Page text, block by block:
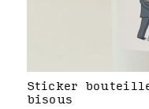
Sticker
bisous